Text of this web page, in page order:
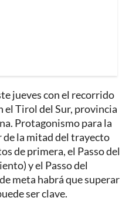
jueves con el recorrido
el Tirol del Sur, provincia
Protagonismo para la
la mitad del trayecto
de primera, el Passo del
y el Passo del
meta habrá que superar
ser clave.